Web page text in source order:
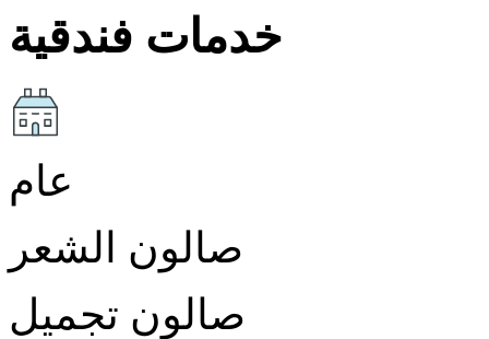
خدمات فندقية
عام
صالون الشعر
صالون تجميل